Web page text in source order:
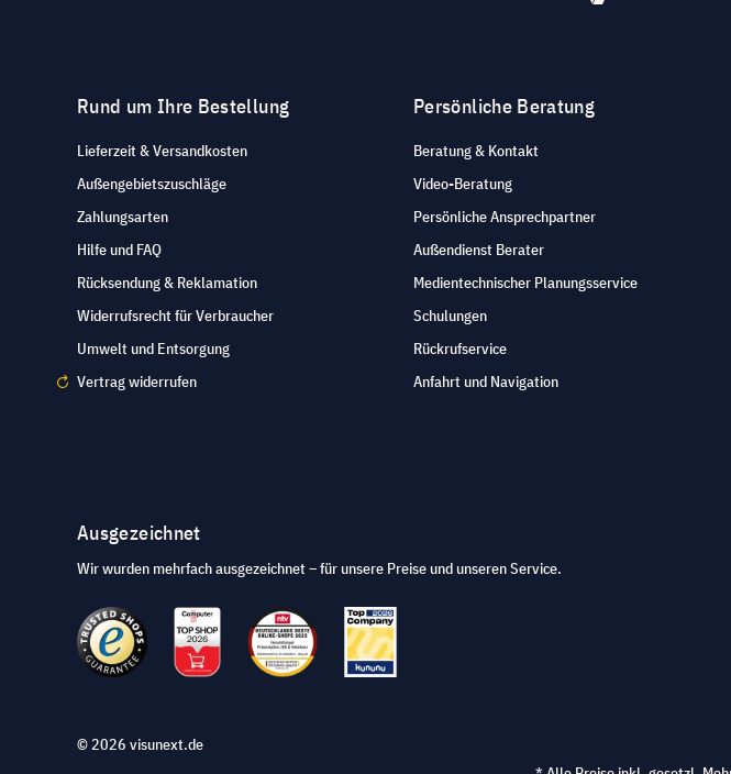
Rund um Ihre Bestellung
Lieferzeit & Versandkosten
Außengebietszuschläge
Zahlungsarten
Hilfe und FAQ
Rücksendung & Reklamation
Widerrufsrecht für Verbraucher
Umwelt und Entsorgung
Vertrag widerrufen
Persönliche Beratung
Beratung & Kontakt
Video-Beratung
Persönliche Ansprechpartner
Außendienst Berater
Medientechnischer Planungsservice
Schulungen
Rückrufservice
Anfahrt und Navigation
Ausgezeichnet
Wir wurden mehrfach ausgezeichnet – für unsere Preise und unseren Service.
© 2026 visunext.de